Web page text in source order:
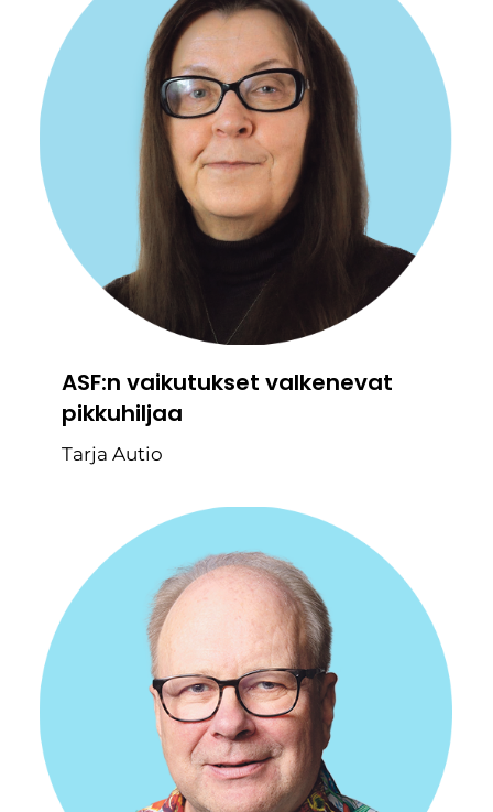
ASF:n vaikutukset valkenevat
pikkuhiljaa
Tarja Autio